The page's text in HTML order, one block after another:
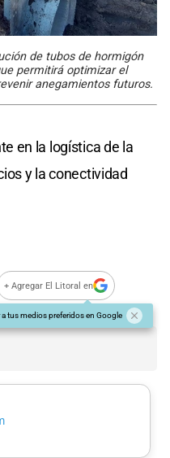
de tubos de hormigón
permitirá optimizar el
anegamientos futuros.
en la logística de la
y la conectividad
+ Agregar El Litoral en
a tus medios preferidos en Google